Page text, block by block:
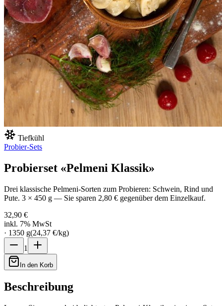
Tiefkühl
Probier-Sets
Probierset «Pelmeni Klassik»
Drei klassische Pelmeni-Sorten zum Probieren: Schwein, Rind und
Pute. 3 × 450 g — Sie sparen 2,80 € gegenüber dem Einzelkauf.
32,90 €
inkl. 7% MwSt
· 1350 g(24,37 €/kg)
1
In den Korb
Beschreibung